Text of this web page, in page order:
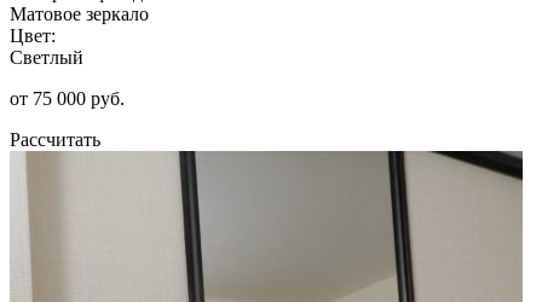
Матовое зеркало
Цвет:
Светлый
от 75 000 руб.
Рассчитать